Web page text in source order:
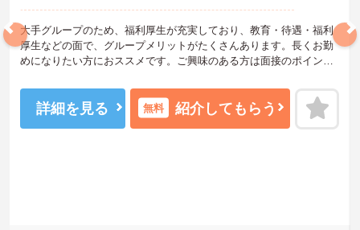
大手グループのため、福利厚生が充実しており、教育・待遇・福利
厚生などの面で、グループメリットがたくさんあります。長くお勤
めになりたい方におススメです。ご興味のある方は面接のポイント
詳細を見る 無料 紹介してもらう